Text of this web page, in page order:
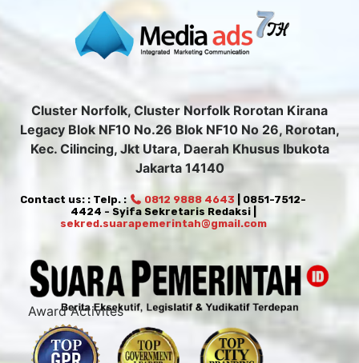
Cluster Norfolk, Cluster Norfolk Rorotan Kirana
Legacy Blok NF10 No.26 Blok NF10 No 26, Rorotan,
Kec. Cilincing, Jkt Utara, Daerah Khusus Ibukota
Jakarta 14140
Contact us: : Telp. : 0812 9888 4643 | 0851-7512-
4424 - Syifa Sekretaris Redaksi |
sekred.suarapemerintah@gmail.com
Award Activites